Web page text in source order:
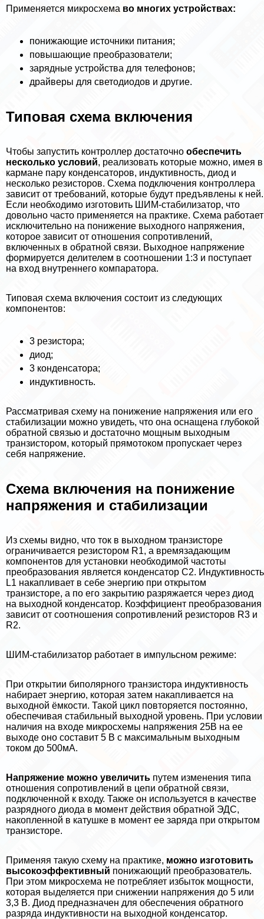
Применяется микросхема во многих устройствах:
понижающие источники питания;
повышающие преобразователи;
зарядные устройства для телефонов;
драйверы для светодиодов и другие.
Типовая схема включения
Чтобы запустить контроллер достаточно обеспечить
несколько условий, реализовать которые можно, имея в
кармане пару конденсаторов, индуктивность, диод и
несколько резисторов. Схема подключения контроллера
зависит от требований, которые будут предъявлены к ней.
Если необходимо изготовить ШИМ-стабилизатор, что
довольно часто применяется на пpaктике. Схема работает
исключительно на понижение выходного напряжения,
которое зависит от отношения сопротивлений,
включенных в обратной связи. Выходное напряжение
формируется делителем в соотношении 1:3 и поступает
на вход внутреннего компаратора.
Типовая схема включения состоит из следующих
компонентов:
3 резистора;
диод;
3 конденсатора;
индуктивность.
Рассматривая схему на понижение напряжения или его
стабилизации можно увидеть, что она оснащена глубокой
обратной связью и достаточно мощным выходным
транзистором, который прямотоком пропускает через
себя напряжение.
Схема включения на понижение
напряжения и стабилизации
Из схемы видно, что ток в выходном транзисторе
ограничивается резистором R1, а времязадающим
компонентов для установки необходимой частоты
преобразования является конденсатор C2. Индуктивность
L1 накапливает в себе энергию при открытом
транзисторе, а по его закрытию разряжается через диод
на выходной конденсатор. Коэффициент преобразования
зависит от соотношения сопротивлений резисторов R3 и
R2.
ШИМ-стабилизатор работает в импульсном режиме:
При открытии биполярного транзистора индуктивность
набирает энергию, которая затем накапливается на
выходной ёмкости. Такой цикл повторяется постоянно,
обеспечивая стабильный выходной уровень. При условии
наличия на входе микросхемы напряжения 25В на ее
выходе оно составит 5 В с максимальным выходным
током до 500мА.
Напряжение можно увеличить путем изменения типа
отношения сопротивлений в цепи обратной связи,
подключенной к входу. Также он используется в качестве
разрядного диода в момент действия обратной ЭДС,
накопленной в катушке в момент ее заряда при открытом
транзисторе.
Применяя такую схему на пpaктике, можно изготовить
высокоэффективный понижающий преобразователь.
При этом микросхема не потрeбляет избыток мощности,
которая выделяется при снижении напряжения до 5 или
3,3 В. Диод предназначен для обеспечения обратного
разряда индуктивности на выходной конденсатор.